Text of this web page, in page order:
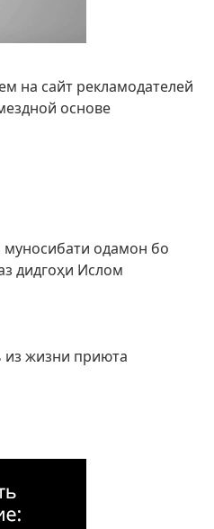
на сайт рекламодателей
основе
одамон бо
дидгоҳи Ислом
из жизни приюта